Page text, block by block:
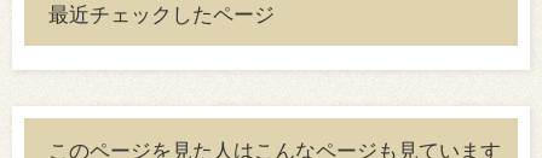
最近チェックしたページ
このページを見た人はこんなページも見ています